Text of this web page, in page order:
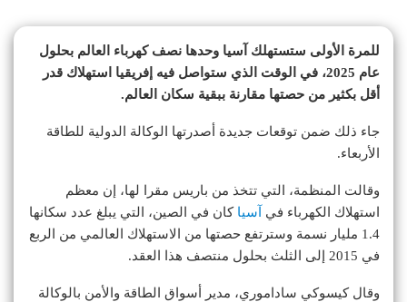
للمرة الأولى ستستهلك آسيا وحدها نصف كهرباء العالم بحلول
عام 2025، في الوقت الذي ستواصل فيه إفريقيا استهلاك قدر
أقل بكثير من حصتها مقارنة ببقية سكان العالم.
جاء ذلك ضمن توقعات جديدة أصدرتها الوكالة الدولية للطاقة
الأربعاء.
وقالت المنظمة، التي تتخذ من باريس مقرا لها، إن معظم
استهلاك الكهرباء في
آسيا كان في الصين، التي يبلغ عدد سكانها
1.4 مليار نسمة وسترتفع حصتها من الاستهلاك العالمي من الربع
في 2015 إلى الثلث بحلول منتصف هذا العقد.
وقال كيسوكي ساداموري، مدير أسواق الطاقة والأمن بالوكالة